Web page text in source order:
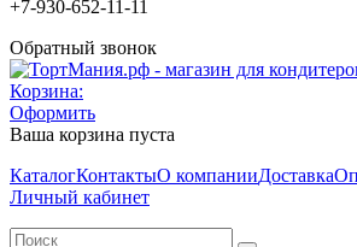
+7-930-652-11-11
Обратный звонок
Корзина:
Оформить
Ваша корзина пуста
КаталогКонтактыО компанииДоставка
Личный кабинет